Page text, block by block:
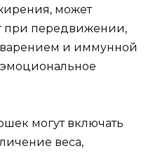
может
при передвижении,
и иммунной
могут включать
веса,